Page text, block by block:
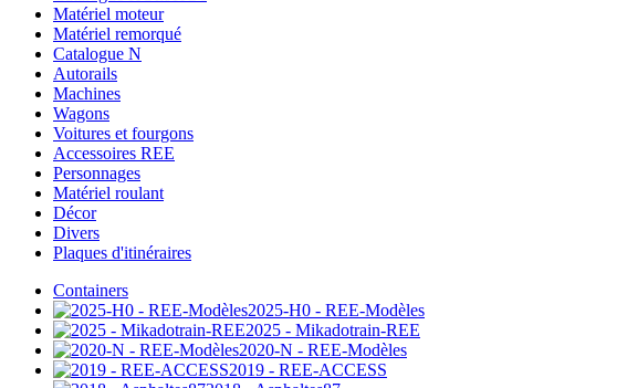
Matériel moteur
Matériel remorqué
Catalogue N
Autorails
Machines
Wagons
Voitures et fourgons
Accessoires REE
Personnages
Matériel roulant
Décor
Divers
Plaques d'itinéraires
Containers
2025-H0 - REE-Modèles
2025 - Mikadotrain-REE
2020-N - REE-Modèles
2019 - REE-ACCESS